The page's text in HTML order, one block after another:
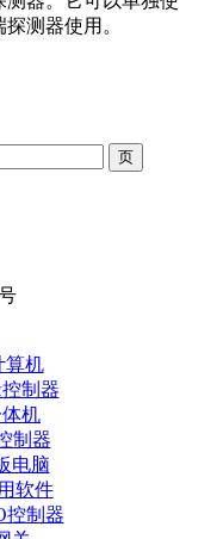
测器使用。
算机
制器
机
制器
电脑
软件
控制器